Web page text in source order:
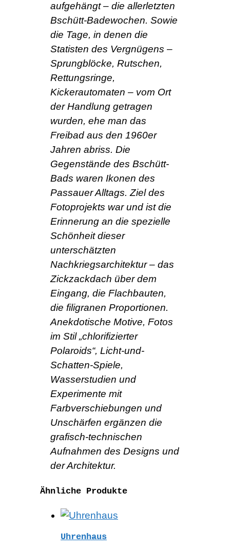
aufgehängt – die allerletzten
Bschütt-Badewochen. Sowie
die Tage, in denen die
Statisten des Vergnügens –
Sprungblöcke, Rutschen,
Rettungsringe,
Kickerautomaten – vom Ort
der Handlung getragen
wurden, ehe man das
Freibad aus den 1960er
Jahren abriss. Die
Gegenstände des Bschütt-
Bads waren Ikonen des
Passauer Alltags. Ziel des
Fotoprojekts war und ist die
Erinnerung an die spezielle
Schönheit dieser
unterschätzten
Nachkriegsarchitektur – das
Zickzackdach über dem
Eingang, die Flachbauten,
die filigranen Proportionen.
Anekdotische Motive, Fotos
im Stil „chlorifizierter
Polaroids“, Licht-und-
Schatten-Spiele,
Wasserstudien und
Experimente mit
Farbverschiebungen und
Unschärfen ergänzen die
grafisch-technischen
Aufnahmen des Designs und
der Architektur.
Ähnliche Produkte
Uhrenhaus